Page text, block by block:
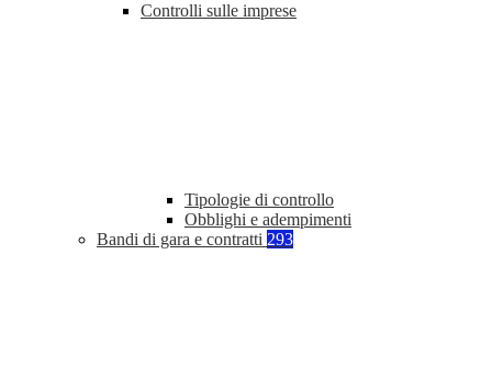
Controlli sulle imprese
Tipologie di controllo
Obblighi e adempimenti
Bandi di gara e contratti 293